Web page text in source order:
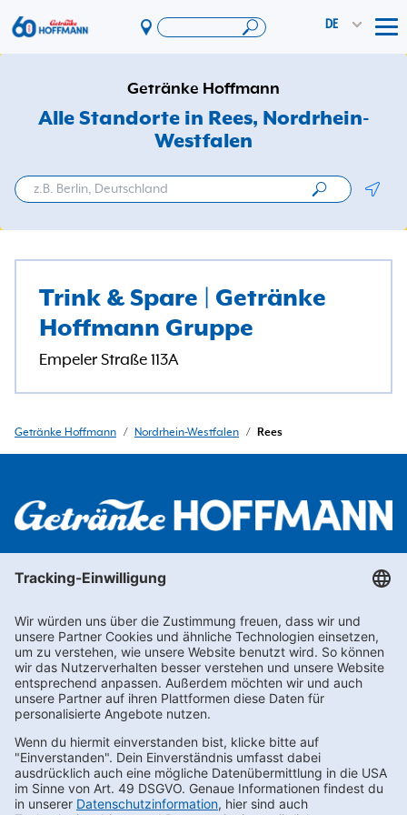
DE
Angebote & Aktionen
App
Vereinswelt
DosenExpress
Unternehmen
Getränke Hoffmann
Alle Standorte in Rees, Nordrhein-
Westfalen
Trink & Spare | Getränke
Hoffmann Gruppe
Empeler Straße 113A
Getränke Hoffmann / Nordrhein-Westfalen / Rees
Newsletter abonnieren
Kontakt
FAQs
Karriere
Datenschutz